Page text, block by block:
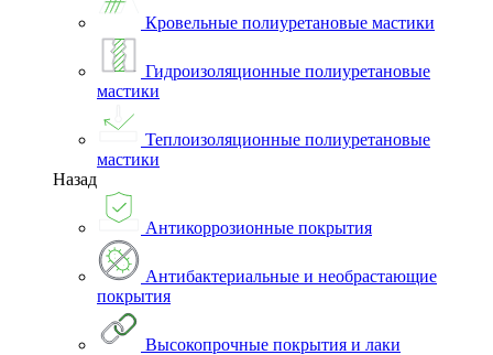
Кровельные полиуретановые мастики
Гидроизоляционные полиуретановые
мастики
Теплоизоляционные полиуретановые
мастики
Назад
Антикоррозионные покрытия
Антибактериальные и необрастающие
покрытия
Высокопрочные покрытия и лаки